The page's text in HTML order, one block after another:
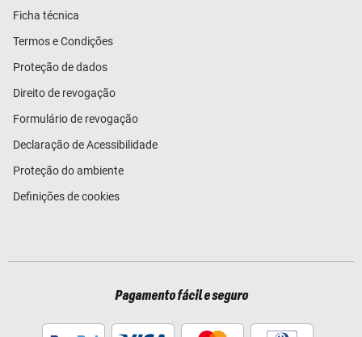
Ficha técnica
Termos e Condições
Proteção de dados
Direito de revogação
Formulário de revogação
Declaração de Acessibilidade
Proteção do ambiente
Definições de cookies
Pagamento fácil e seguro